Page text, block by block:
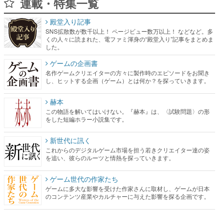
連載・特集一覧
殿堂入り記事
SNS拡散数が数千以上！ ページビュー数万以上！ などなど。多
くの人々に読まれた、電ファミ渾身の“殿堂入り”記事をまとめま
した。
ゲームの企画書
名作ゲームクリエイターの方々に製作時のエピソードをお聞き
し、ヒットする企画（ゲーム）とは何か？を探っていきます。
赫本
この物語を解いてはいけない。『赫本』は、〈試験問題〉の形
をした短編ホラー小説集です。
新世代に訊く
これからのデジタルゲーム市場を担う若きクリエイター達の姿
を追い、彼らのルーツと情熱を探っていきます。
ゲーム世代の作家たち
ゲームに多大な影響を受けた作家さんに取材し、ゲームが日本
のコンテンツ産業やカルチャーに与えた影響を探る企画です。